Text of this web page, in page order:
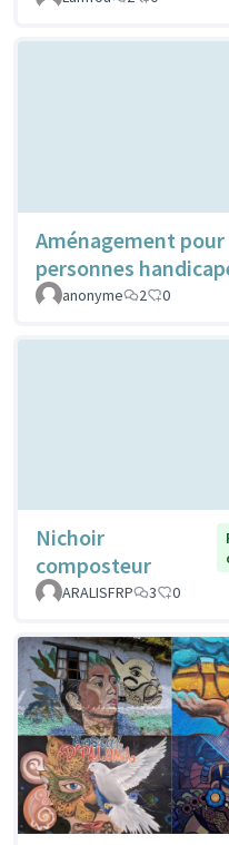
Aménagement pour
personnes
anonyme
2 0
Nichoir
composteur
ARALISFRP
3 0